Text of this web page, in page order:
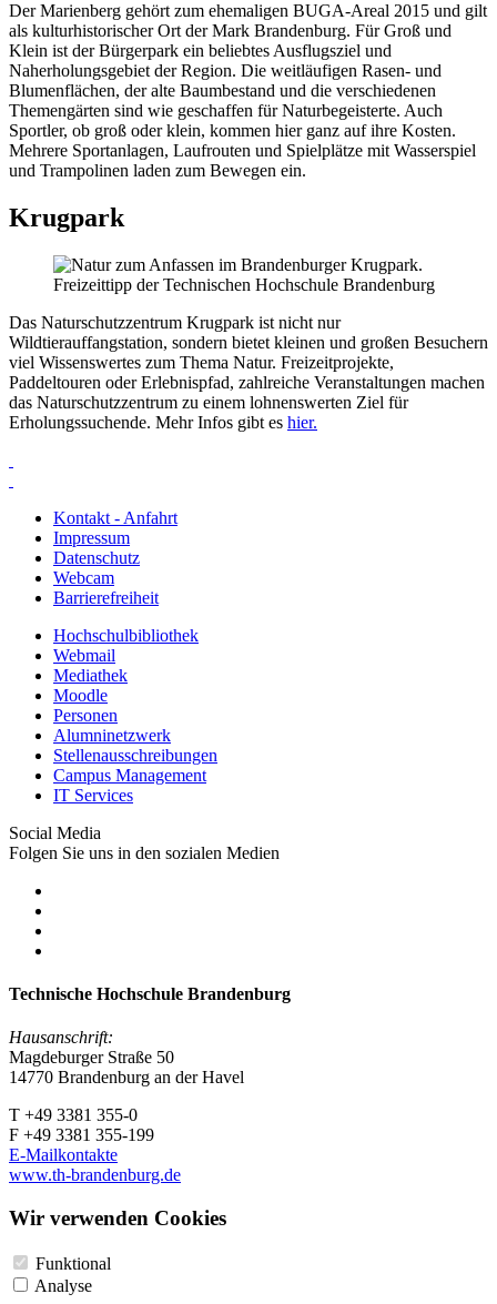
Der Marienberg gehört zum ehemaligen BUGA-Areal 2015 und gilt
als kulturhistorischer Ort der Mark Brandenburg. Für Groß und
Klein ist der Bürgerpark ein beliebtes Ausflugsziel und
Naherholungsgebiet der Region. Die weitläufigen Rasen- und
Blumenflächen, der alte Baumbestand und die verschiedenen
Themengärten sind wie geschaffen für Naturbegeisterte. Auch
Sportler, ob groß oder klein, kommen hier ganz auf ihre Kosten.
Mehrere Sportanlagen, Laufrouten und Spielplätze mit Wasserspiel
und Trampolinen laden zum Bewegen ein.
Krugpark
Das Naturschutzzentrum Krugpark ist nicht nur
Wildtierauffangstation, sondern bietet kleinen und großen Besuchern
viel Wissenswertes zum Thema Natur. Freizeitprojekte,
Paddeltouren oder Erlebnispfad, zahlreiche Veranstaltungen machen
das Naturschutzzentrum zu einem lohnenswerten Ziel für
Erholungssuchende. Mehr Infos gibt es hier.
Kontakt - Anfahrt
Impressum
Datenschutz
Webcam
Barrierefreiheit
Hochschulbibliothek
Webmail
Mediathek
Moodle
Personen
Alumninetzwerk
Stellenausschreibungen
Campus Management
IT Services
Social Media
Folgen Sie uns in den sozialen Medien
Technische Hochschule Brandenburg
Hausanschrift:
Magdeburger Straße 50
14770 Brandenburg an der Havel
T +49 3381 355-0
F +49 3381 355-199
E-Mailkontakte
www.th-brandenburg.de
Wir verwenden Cookies
Funktional
Analyse